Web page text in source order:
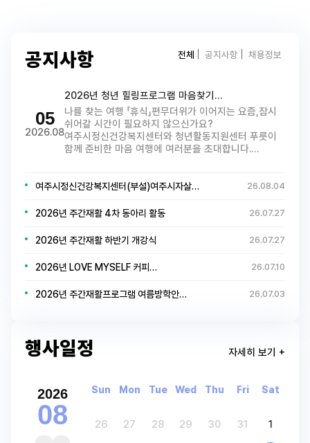
공지사항 전체 공지사항 채용정보
05
2026.08
2026년 청년 힐링프로그램 마음찾기…
나를 찾는 여행 「휴식」편무더위가 이어지는 요즘,잠시
쉬어갈 시간이 필요하지 않으신가요?
여주시정신건강복지센터와 청년활동지원센터 푸릇이
함께 준비한 마음 여행에 여러분을 초대합니다.…
여주시정신건강복지센터(부설)여주시자살… 26.08.04
2026년 주간재활 4차 동아리 활동 26.07.27
2026년 주간재활 하반기 개강식 26.07.27
2026년 LOVE MYSELF 커피… 26.07.10
2026년 주간재활프로그램 여름방학안… 26.07.03
행사일정 자세히 보기 +
2026
08
Sun Mon Tue Wed Thu Fri Sat
26 27 28 29 30 31 1